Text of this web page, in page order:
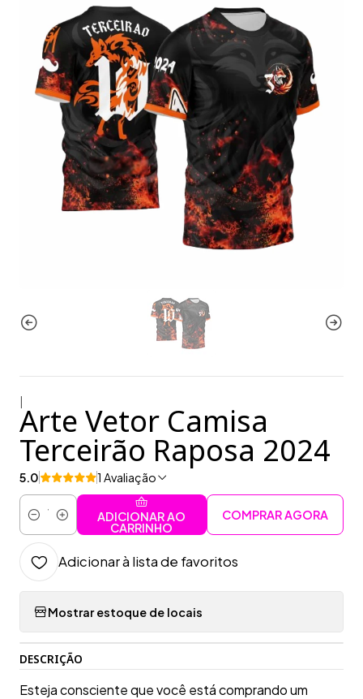
Arte Vetor Camisa
Terceirão Raposa 2024
5.0 1 Avaliação
Quantidade
ADICIONAR AO
CARRINHO
COMPRAR AGORA
Adicionar à lista de favoritos
Mostrar estoque de locais
DESCRIÇÃO
Esteja consciente que você está comprando um